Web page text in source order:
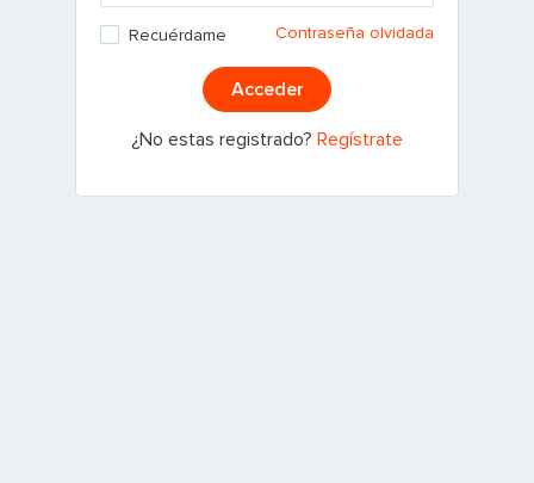
Recuérdame Contraseña olvidada
Acceder
¿No estas registrado? Regístrate